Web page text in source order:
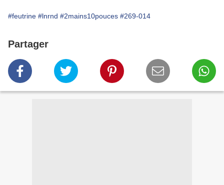
#feutrine #lnrnd #2mains10pouces #269-014
Partager